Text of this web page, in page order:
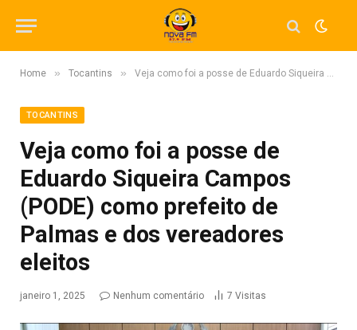
Home » Tocantins » Veja como foi a posse de Eduardo Siqueira Campos (PODE) como prefeito de Palmas e dos vereadores eleitos
TOCANTINS
Veja como foi a posse de
Eduardo Siqueira Campos
(PODE) como prefeito de
Palmas e dos vereadores
eleitos
janeiro 1, 2025 Nenhum comentário 7 Visitas